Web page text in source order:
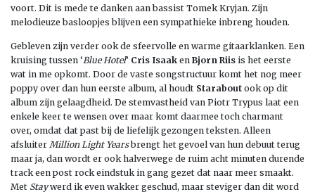
voort. Dit is mede te danken aan bassist Tomek Kryjan. Zijn
melodieuze basloopjes blijven een sympathieke inbreng houden.
Gebleven zijn verder ook de sfeervolle en warme gitaarklanken. Een
kruising tussen ‘Blue Hotel’ Cris Isaak en Bjorn Riis is het eerste
wat in me opkomt. Door de vaste songstructuur komt het nog meer
poppy over dan hun eerste album, al houdt Starabout ook op dit
album zijn gelaagdheid. De stemvastheid van Piotr Trypus laat een
enkele keer te wensen over maar komt daarmee toch charmant
over, omdat dat past bij de liefelijk gezongen teksten. Alleen
afsluiter Million Light Yearsbrengt het gevoel van hun debuut terug
maar ja, dan wordt er ook halverwege de ruim acht minuten durende
track een post rock eindstuk in gang gezet dat naar meer smaakt.
Met Staywerd ik even wakker geschud, maar steviger dan dit word